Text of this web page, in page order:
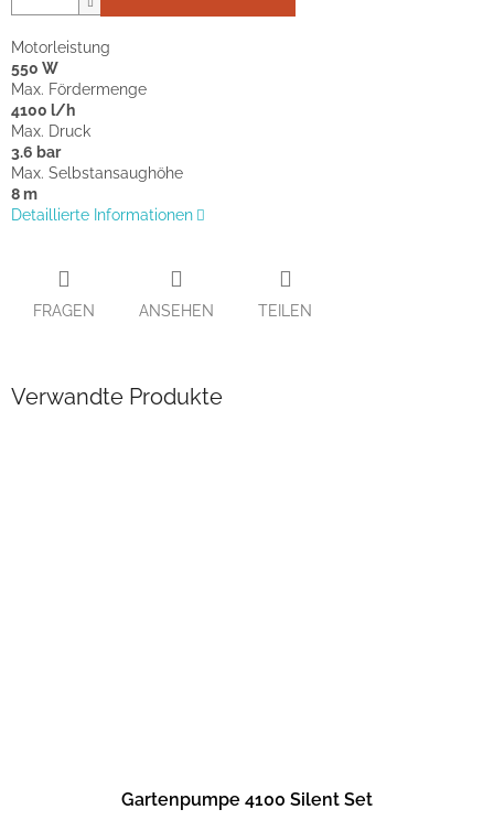
Motorleistung
550 W
Max. Fördermenge
4100 l/h
Max. Druck
3.6 bar
Max. Selbstansaughöhe
8 m
Detaillierte Informationen
FRAGEN ANSEHEN TEILEN
Verwandte Produkte
Gartenpumpe 4100 Silent Set